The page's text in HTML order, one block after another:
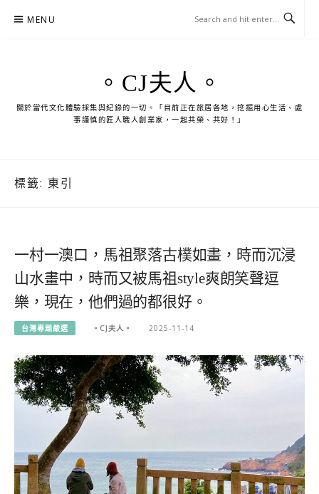
MENU
。CJ夫人。
關於當代文化體驗採集與紀錄的一切。「目前正在旅居各地，挖掘用心生活、處
事謹慎的匠人職人創業家，一起共榮、共好！」
標籤: 東引
一村一澳口，馬祖聚落古樸如畫，時而沉浸
山水畫中，時而又被馬祖style爽朗笑聲逗
樂，現在，他們過的都很好。
台灣專題嚴選 。CJ夫人。 2025-11-14